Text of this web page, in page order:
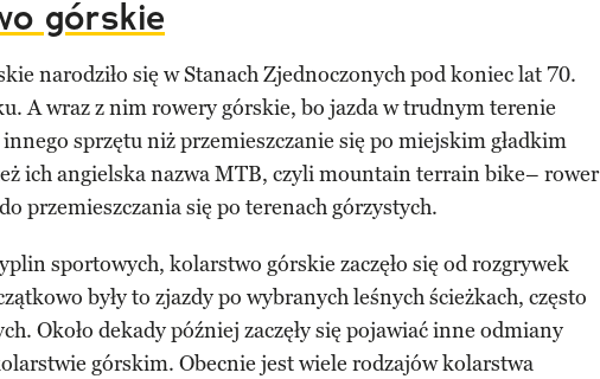
górskie
narodziło się w Stanach Zjednoczonych pod koniec lat 70.
A wraz z nim rowery górskie, bo jazda w trudnym terenie
sprzętu niż przemieszczanie się po miejskim gładkim
ich angielska nazwa MTB, czyli mountain terrain bike– rower
przemieszczania się po terenach górzystych.
sportowych, kolarstwo górskie zaczęło się od rozgrywek
były to zjazdy po wybranych leśnych ścieżkach, często
Około dekady później zaczęły się pojawiać inne odmiany
górskim. Obecnie jest wiele rodzajów kolarstwa